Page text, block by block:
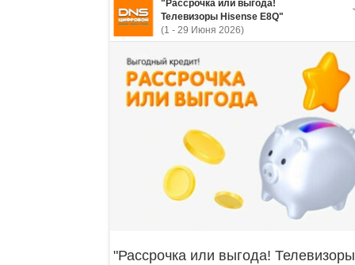
"Рассрочка или выгода!
Телевизоры Hisense E8Q"
(1 - 29 Июня 2026)
"Рассрочка или выгода! Телевизоры